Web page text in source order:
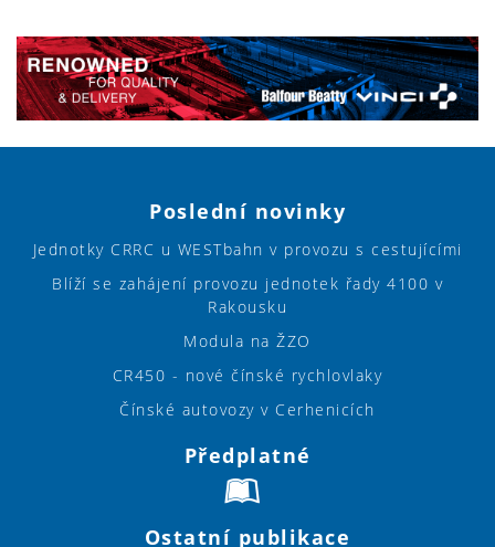
Poslední novinky
Jednotky CRRC u WESTbahn v provozu s cestujícími
Blíží se zahájení provozu jednotek řady 4100 v
Rakousku
Modula na ŽZO
CR450 - nové čínské rychlovlaky
Čínské autovozy v Cerhenicích
Předplatné
Ostatní publikace